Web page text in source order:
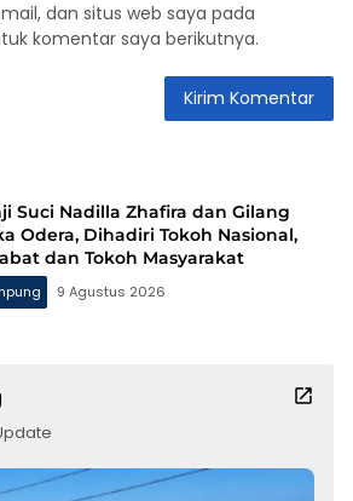
dan situs web saya pada
komentar saya berikutnya.
Suci Nadilla Zhafira dan Gilang
Odera, Dihadiri Tokoh Nasional,
dan Tokoh Masyarakat
9 Agustus 2026